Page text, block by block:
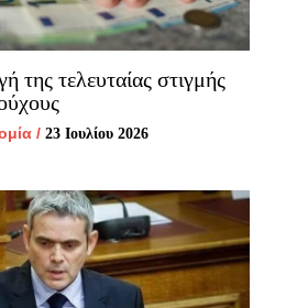
της τελευταίας στιγμής
/ 23 Ιουλίου 2026